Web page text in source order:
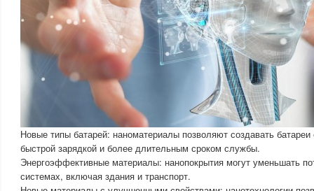
Новые типы батарей: наноматериалы позволяют создавать
быстрой зарядкой и более длительным сроком службы.
Энергоэффективные материалы: нанопокрытия могут уменьшать
системах, включая здания и транспорт.